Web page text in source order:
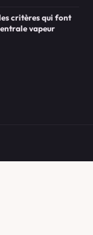
critères qui font
vapeur